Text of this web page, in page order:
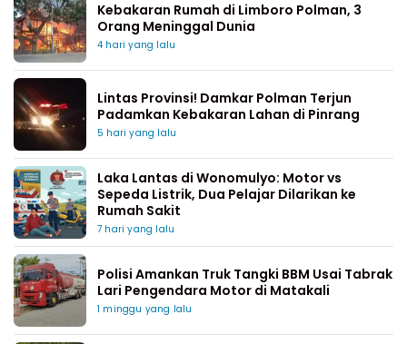
Kebakaran Rumah di Limboro Polman, 3
Orang Meninggal Dunia
4 hari yang lalu
Lintas Provinsi! Damkar Polman Terjun
Padamkan Kebakaran Lahan di Pinrang
5 hari yang lalu
Laka Lantas di Wonomulyo: Motor vs
Sepeda Listrik, Dua Pelajar Dilarikan ke
Rumah Sakit
7 hari yang lalu
Polisi Amankan Truk Tangki BBM Usai Tabrak
Lari Pengendara Motor di Matakali
1 minggu yang lalu